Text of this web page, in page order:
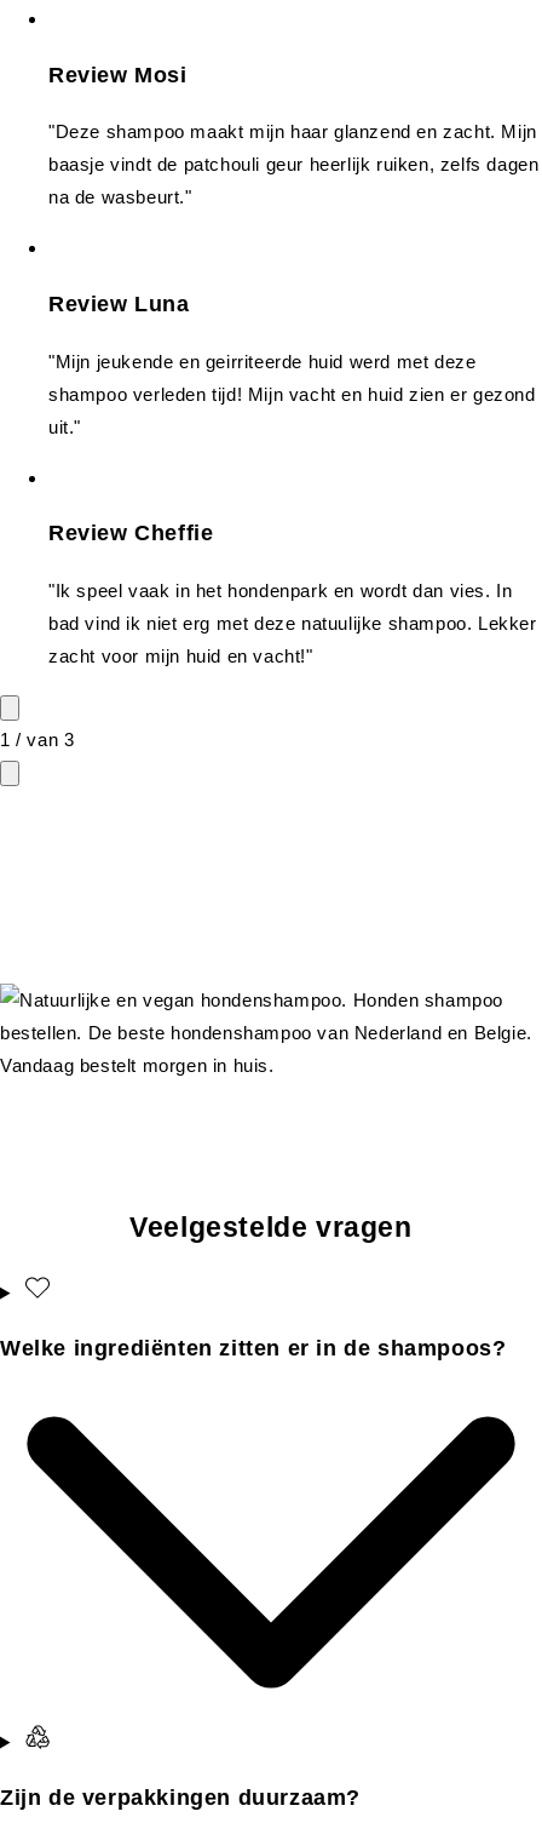
Review Mosi
"Deze shampoo maakt mijn haar glanzend en zacht. Mijn
baasje vindt de patchouli geur heerlijk ruiken, zelfs dagen
na de wasbeurt."
Review Luna
"Mijn jeukende en geirriteerde huid werd met deze
shampoo verleden tijd! Mijn vacht en huid zien er gezond
uit."
Review Cheffie
"Ik speel vaak in het hondenpark en wordt dan vies. In
bad vind ik niet erg met deze natuulijke shampoo. Lekker
zacht voor mijn huid en vacht!"
1 /van 3
Veelgestelde vragen
Welke ingrediënten zitten er in de shampoos?
Zijn de verpakkingen duurzaam?